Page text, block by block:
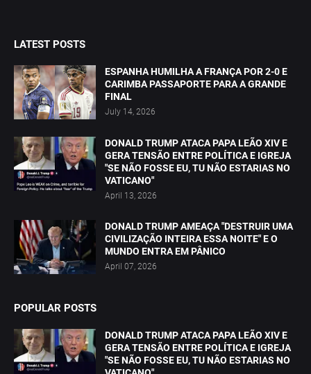
LATEST POSTS
ESPANHA HUMILHA A FRANÇA POR 2-0 E
CARIMBA PASSAPORTE PARA A GRANDE
FINAL
July 14, 2026
DONALD TRUMP ATACA PAPA LEÃO XIV E
GERA TENSÃO ENTRE POLÍTICA E IGREJA
"SE NÃO FOSSE EU, TU NÃO ESTARIAS NO
VATICANO"
April 13, 2026
DONALD TRUMP AMEAÇA "DESTRUIR UMA
CIVILIZAÇÃO INTEIRA ESSA NOITE" E O
MUNDO ENTRA EM PÂNICO
April 07, 2026
POPULAR POSTS
DONALD TRUMP ATACA PAPA LEÃO XIV E
GERA TENSÃO ENTRE POLÍTICA E IGREJA
"SE NÃO FOSSE EU, TU NÃO ESTARIAS NO